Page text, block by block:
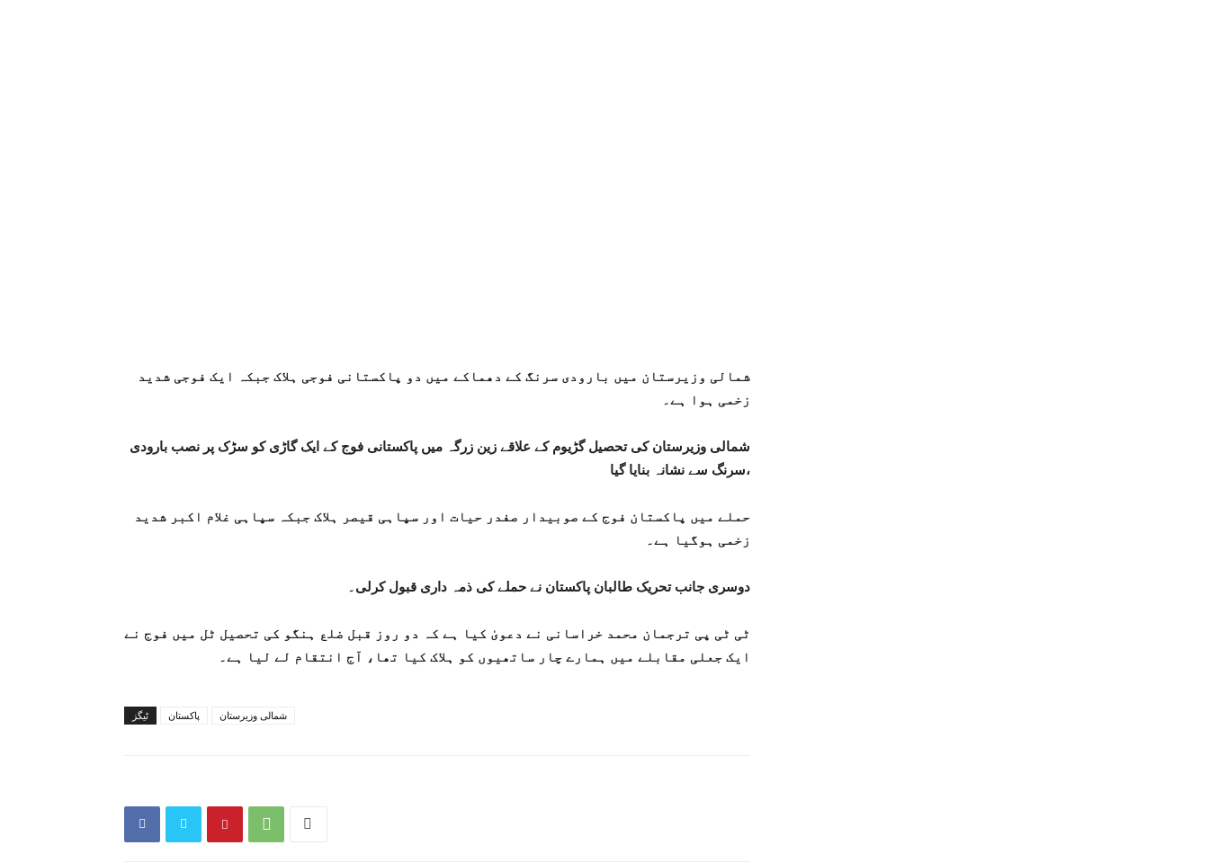
شمالی وزیرستان میں بارودی سرنگ کے دھماکے میں دو پاکستانی فوجی ہلاک جبکہ ایک فوجی شدید
زخمی ہوا ہے۔
شمالی وزیرستان کی تحصیل گڑیوم کے علاقے زین زرگہ میں پاکستانی فوج کے ایک گاڑی کو سڑک پر نصب بارودی
سرنگ سے نشانہ بنایا گیا،
حملے میں پاکستان فوج کے صوبیدار صفدر حیات اور سپاہی قیصر ہلاک جبکہ سپاہی غلام اکبر شدید
زخمی ہوگیا ہے۔
دوسری جانب تحریک طالبان پاکستان نے حملے کی ذمہ داری قبول کرلی۔
ٹی ٹی پی ترجمان محمد خراسانی نے دعویٰ کیا ہے کہ دو روز قبل ضلع ہنگو کی تحصیل ٹل میں فوج نے
ایک جعلی مقابلے میں ہمارے چار ساتھیوں کو ہلاک کیا تھا، آج انتقام لے لیا ہے۔
ٹیگز پاکستان شمالی وزیرستان